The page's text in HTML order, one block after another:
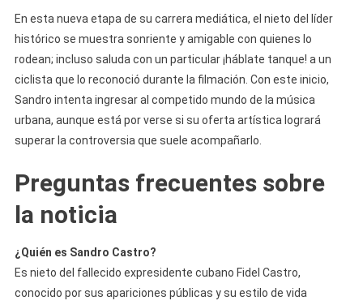
En esta nueva etapa de su carrera mediática, el nieto del líder
histórico se muestra sonriente y amigable con quienes lo
rodean; incluso saluda con un particular ¡háblate tanque! a un
ciclista que lo reconoció durante la filmación. Con este inicio,
Sandro intenta ingresar al competido mundo de la música
urbana, aunque está por verse si su oferta artística logrará
superar la controversia que suele acompañarlo.
Preguntas frecuentes sobre
la noticia
¿Quién es Sandro Castro?
Es nieto del fallecido expresidente cubano Fidel Castro,
conocido por sus apariciones públicas y su estilo de vida